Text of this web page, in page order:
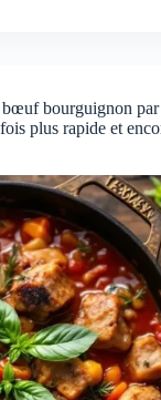
bœuf bourguignon par
plus rapide et